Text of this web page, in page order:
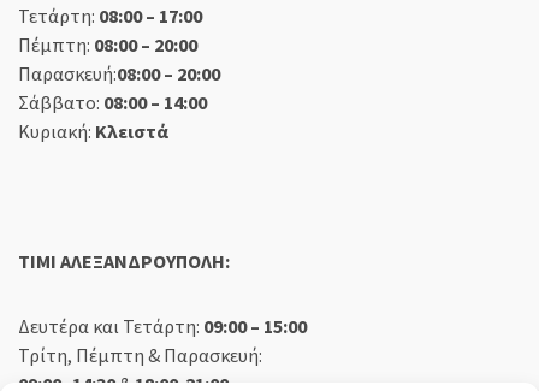
Τετάρτη: 08:00 – 17:00
Πέμπτη: 08:00 – 20:00
Παρασκευή:08:00 – 20:00
Σάββατο: 08:00 – 14:00
Κυριακή: Κλειστά
TIMI ΑΛΕΞΑΝΔΡΟΥΠΟΛΗ:
Δευτέρα και Τετάρτη: 09:00 – 15:00
Τρίτη, Πέμπτη & Παρασκευή:
09:00 -14:30 & 18:00-21:00